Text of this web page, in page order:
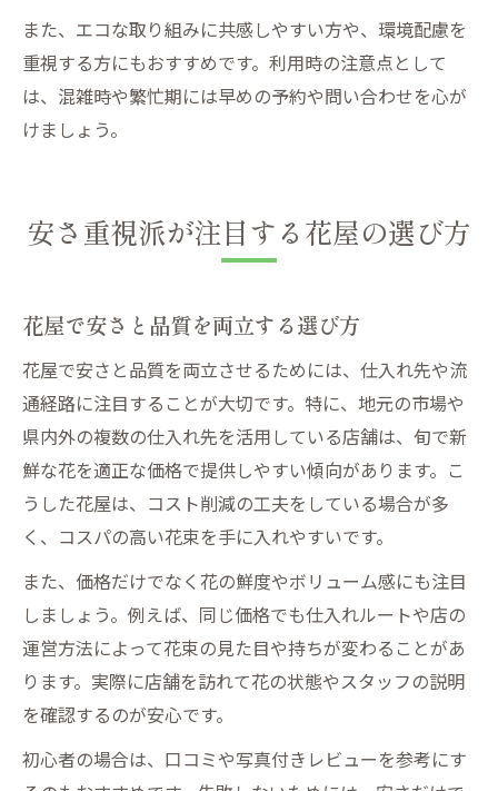
また、エコな取り組みに共感しやすい方や、環境配慮を
重視する方にもおすすめです。利用時の注意点として
は、混雑時や繁忙期には早めの予約や問い合わせを心が
けましょう。
安さ重視派が注目する花屋の選び方
花屋で安さと品質を両立する選び方
花屋で安さと品質を両立させるためには、仕入れ先や流
通経路に注目することが大切です。特に、地元の市場や
県内外の複数の仕入れ先を活用している店舗は、旬で新
鮮な花を適正な価格で提供しやすい傾向があります。こ
うした花屋は、コスト削減の工夫をしている場合が多
く、コスパの高い花束を手に入れやすいです。
また、価格だけでなく花の鮮度やボリューム感にも注目
しましょう。例えば、同じ価格でも仕入れルートや店の
運営方法によって花束の見た目や持ちが変わることがあ
ります。実際に店舗を訪れて花の状態やスタッフの説明
を確認するのが安心です。
初心者の場合は、口コミや写真付きレビューを参考にす